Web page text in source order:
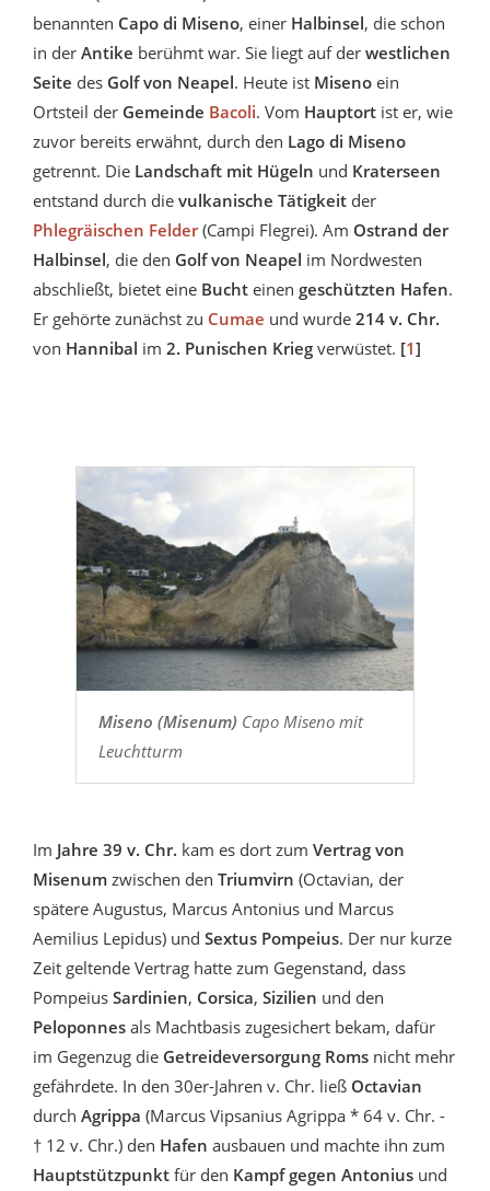
benannten Capo di Miseno, einer Halbinsel, die schon
in der Antike berühmt war. Sie liegt auf der westlichen
Seite des Golf von Neapel. Heute ist Miseno ein
Ortsteil der Gemeinde Bacoli. Vom Hauptort ist er, wie
zuvor bereits erwähnt, durch den Lago di Miseno
getrennt. Die Landschaft mit Hügeln und Kraterseen
entstand durch die vulkanische Tätigkeit der
Phlegräischen Felder(Campi Flegrei). Am Ostrand der
Halbinsel, die den Golf von Neapel im Nordwesten
abschließt, bietet eine Bucht einen geschützten Hafen.
Er gehörte zunächst zu Cumae und wurde 214 v. Chr.
von Hannibal im 2. Punischen Krieg verwüstet. [1]
Miseno (Misenum) Capo Miseno mit
Leuchtturm
Im Jahre 39 v. Chr. kam es dort zum Vertrag von
Misenum zwischen den Triumvirn (Octavian, der
spätere Augustus, Marcus Antonius und Marcus
Aemilius Lepidus) und Sextus Pompeius. Der nur kurze
Zeit geltende Vertrag hatte zum Gegenstand, dass
Pompeius Sardinien, Corsica, Sizilien und den
Peloponnes als Machtbasis zugesichert bekam, dafür
im Gegenzug die Getreideversorgung Roms nicht mehr
gefährdete. In den 30er-Jahren v. Chr. ließ Octavian
durch Agrippa (Marcus Vipsanius Agrippa * 64 v. Chr. -
† 12 v. Chr.) den Hafen ausbauen und machte ihn zum
Hauptstützpunkt für den Kampf gegen Antonius und